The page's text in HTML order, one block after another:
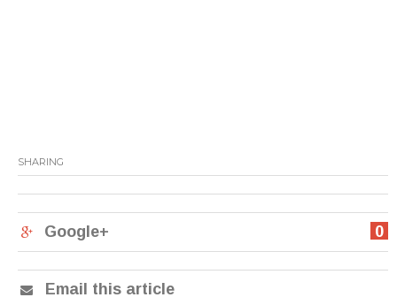
SHARING
0
Google+
Email this article